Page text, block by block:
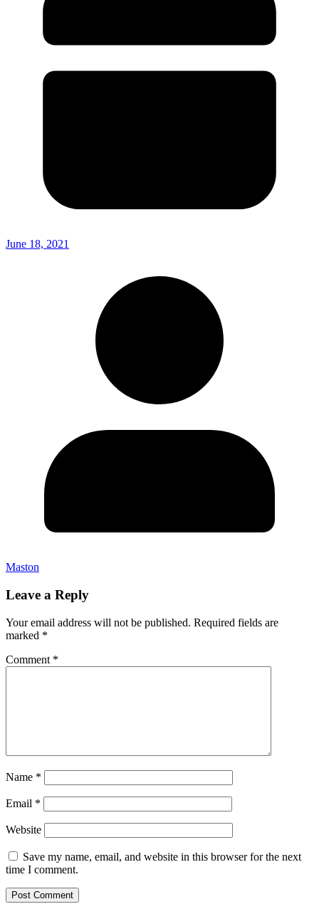
June 18, 2021
Maston
Leave a Reply
Your email address will not be published. Required fields are
marked *
Comment *
Name *
Email *
Website
Save my name, email, and website in this browser for the next
time I comment.